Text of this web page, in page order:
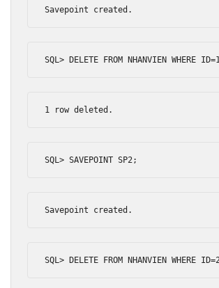
Savepoint created .
SQL> DELETE FROM NHANVIEN WHERE ID=
1 row deleted .
SQL> SAVEPOINT SP2;
Savepoint created .
SQL> DELETE FROM NHANVIEN WHERE ID=